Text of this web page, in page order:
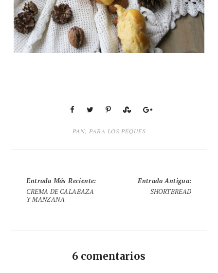
PAN, PARA LOS PEQUES
Entrada Más Reciente:
CREMA DE CALABAZA
Y MANZANA
Entrada Antigua:
SHORTBREAD
6 comentarios